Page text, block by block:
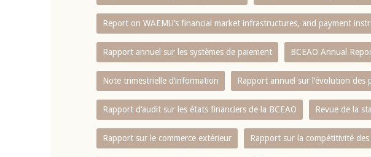
Report on WAEMU’s financial market infrastructures, and payment
Rapport annuel sur les systèmes de paiement BCEAO Annual
Note trimestrielle d‘information Rapport annuel sur l‘évolution des
Rapport d‘audit sur les états financiers de la BCEAO Revue de la
Rapport sur le commerce extérieur Rapport sur la compétitivité des